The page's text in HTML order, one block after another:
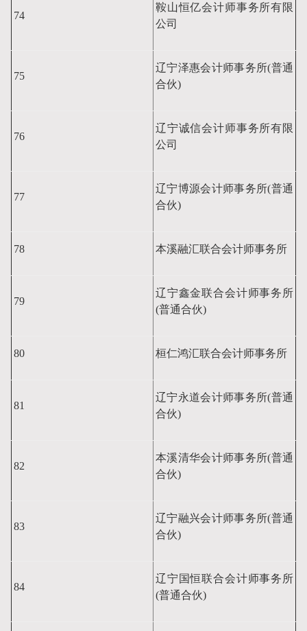
74
鞍山恒亿会计师事务所有限
公司
75
辽宁泽惠会计师事务所(普通
合伙)
76
辽宁诚信会计师事务所有限
公司
77
辽宁博源会计师事务所(普通
合伙)
78 本溪融汇联合会计师事务所
79
辽宁鑫金联合会计师事务所
(普通合伙)
80 桓仁鸿汇联合会计师事务所
81
辽宁永道会计师事务所(普通
合伙)
82
本溪清华会计师事务所(普通
合伙)
83
辽宁融兴会计师事务所(普通
合伙)
84
辽宁国恒联合会计师事务所
(普通合伙)